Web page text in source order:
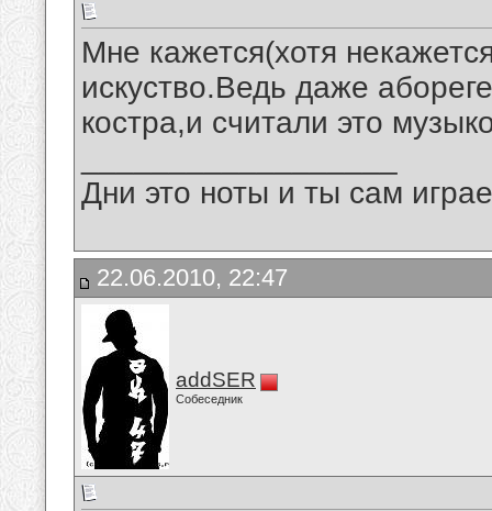
Мне кажется(хотя
искуство.Ведь даже
костра,и считали это
Дни это ноты и ты сам
22.06.2010, 22:47
addSER
Собеседник